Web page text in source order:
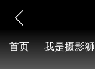
首页 我是摄影狮